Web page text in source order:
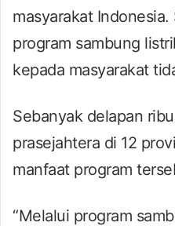
masyarakat
program sambung
kepada masyarakat
Sebanyak delapan
prasejahtera di 12
manfaat program
“Melalui program